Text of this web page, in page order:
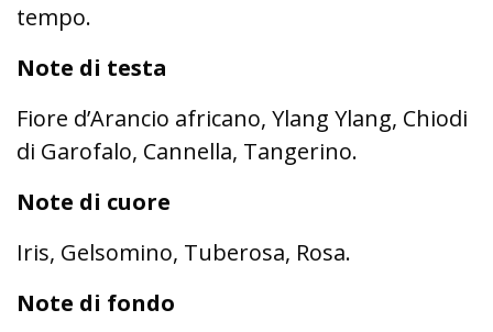
tempo.
Note di testa
Fiore d’Arancio africano, Ylang Ylang, Chiodi
di Garofalo, Cannella, Tangerino.
Note di cuore
Iris, Gelsomino, Tuberosa, Rosa.
Note di fondo